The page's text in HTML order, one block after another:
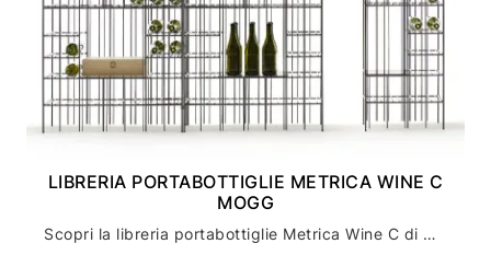
LIBRERIA PORTABOTTIGLIE METRICA WINE C
MOGG
Scopri la libreria portabottiglie Metrica Wine C di Mogg: l'arredamento perfetto per la tua casa